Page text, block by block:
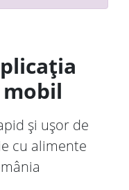
și ușor de
cu alimente